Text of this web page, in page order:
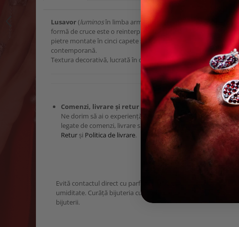
Lusavor(luminosîn limba armeană) este lumina care
formă de cruce este o reinterpretare regală a simbolului
pietre montate în cinci capete sculpturale, colierul evocă o
contemporană.
Textura decorativă, lucrată în detalii minuscule, creează o
Comenzi, livrare și retur
Ne dorim să ai o experiență cât mai plăcută cu bijuteriile
legate de comenzi, livrare sau retur, te invităm cu drag să
Retur și Politica de livrare.
Evită contactul direct cu parfumuri sau alte substanțe chimice.
umiditate. Curăță bijuteria cu o lavetă moale și păstreaz-o
bijuterii.